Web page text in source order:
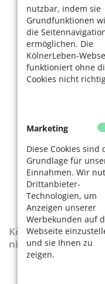
nutzbar, indem sie
Grundfunktionen
die
ermöglichen. Die
KölnerLeben-
funktioniert ohne
Cookies nicht
Marketing
Diese Cookies sind
Grundlage für
Einnahmen. Wir
Drittanbieter-
Technologien, um
Anzeigen unserer
Werbekunden auf
Webseite
und sie Ihnen zu
zeigen.
KölnerLeben-
nicht reicht“